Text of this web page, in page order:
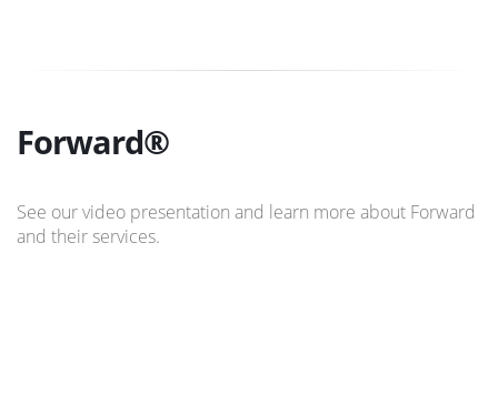
Forward®
See our video presentation and learn more about Forward
and their services.